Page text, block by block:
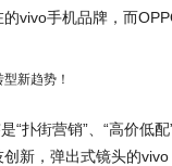
vivo手机品牌，而
“扑街营销”、“高价低
新，弹出式镜头的